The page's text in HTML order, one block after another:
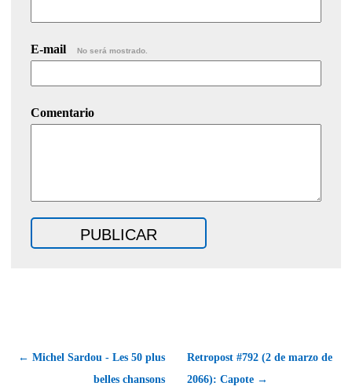
E-mail No será mostrado.
Comentario
← Michel Sardou - Les 50 plus
belles chansons
Retropost #792 (2 de marzo de
2066): Capote →